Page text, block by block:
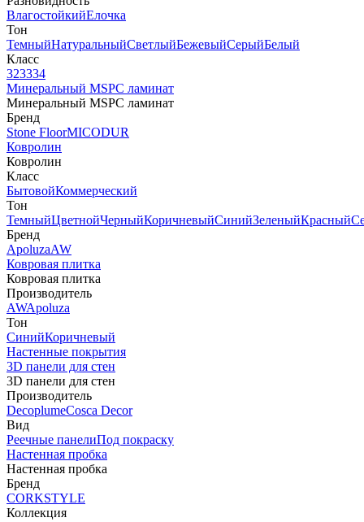
ВлагостойкийЕлочка
Тон
ТемныйНатуральныйСветлыйБежевыйСерыйБелый
Класс
323334
Минеральный MSPC ламинат
Минеральный MSPC ламинат
Бренд
Stone FloorMICODUR
Ковролин
Ковролин
Класс
БытовойКоммерческий
Тон
ТемныйЦветнойЧерныйКоричневыйСинийЗеленыйКрасный
Бренд
ApoluzaAW
Ковровая плитка
Ковровая плитка
Производитель
AWApoluza
Тон
СинийКоричневый
Настенные покрытия
3D панели для стен
3D панели для стен
Производитель
DecoplumeCosca Decor
Вид
Реечные панелиПод покраску
Настенная пробка
Настенная пробка
Бренд
CORKSTYLE
Коллекция